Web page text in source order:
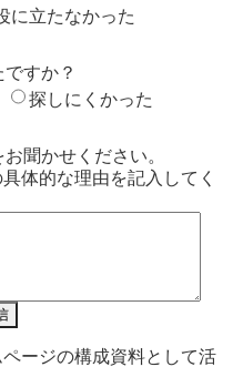
に立たなかった
すか？
探しにくかった
聞かせください。
体的な理由を記入してく
ージの構成資料として活